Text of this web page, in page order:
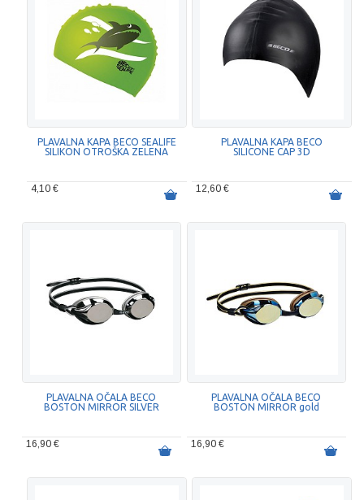
PLAVALNA KAPA BECO SEALIFE
SILIKON OTROŠKA ZELENA
4,10 €
PLAVALNA KAPA BECO
SILICONE CAP 3D
12,60 €
PLAVALNA OČALA BECO
BOSTON MIRROR SILVER
16,90 €
PLAVALNA OČALA BECO
BOSTON MIRROR gold
16,90 €